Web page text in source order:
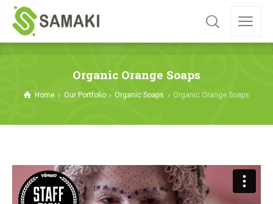
Organic Orange Soaps
Home Our Portfolio Organic Soaps Organic Orange Soaps